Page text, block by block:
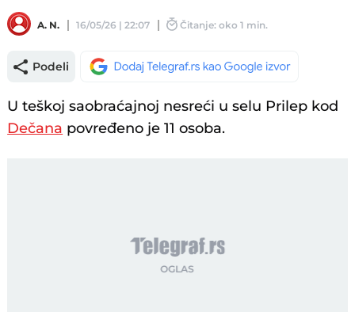
A. N. 16/05/26 | 22:07 Čitanje: oko 1 min.
Podeli
U teškoj saobraćajnoj nesreći u selu Prilep kod
Dečana povređeno je 11 osoba.